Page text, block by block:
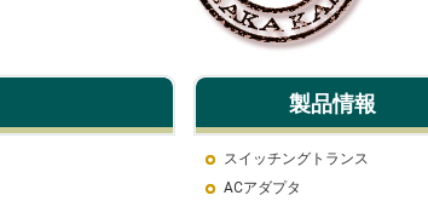
製品情報
スイッチングトランス
ACアダプタ